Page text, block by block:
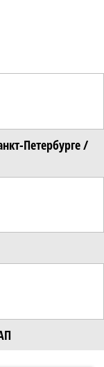
Петербурге /